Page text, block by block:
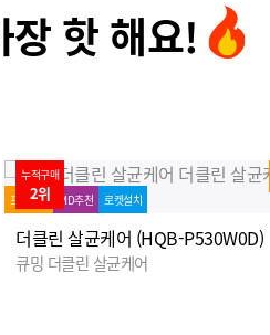
핫 해요!
누적구매
1위
MD추천 로켓설치
더클린 라이트 (HQBL200W0B)
큐밍 더클린 라이트